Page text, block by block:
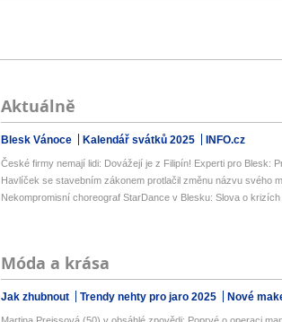
Aktuálně
Blesk Vánoce Kalendář svátků 2025 INFO.cz
České firmy nemají lidi: Dovážejí je z Filipín! Experti pro Blesk:
Havlíček se stavebním zákonem protlačil změnu názvu svého
Nekompromisní choreograf StarDance v Blesku: Slova o
Móda a krása
Jak zhubnout Trendy nehty pro jaro 2025 Nové